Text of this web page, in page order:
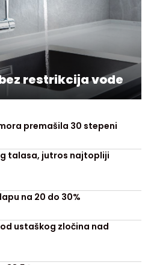
restrikcija vode
premašila 30 stepeni
talasa, jutros najtopliji
na 20 do 30%
ustaškog zločina nad